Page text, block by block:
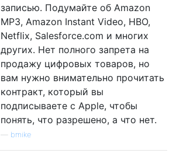
записью. Подумайте об Amazon
MP3, Amazon Instant Video, HBO,
Netflix, Salesforce.com и многих
других. Нет полного запрета на
продажу цифровых товаров, но
вам нужно внимательно прочитать
контракт, который вы
подписываете с Apple, чтобы
понять, что разрешено, а что нет.
bmike